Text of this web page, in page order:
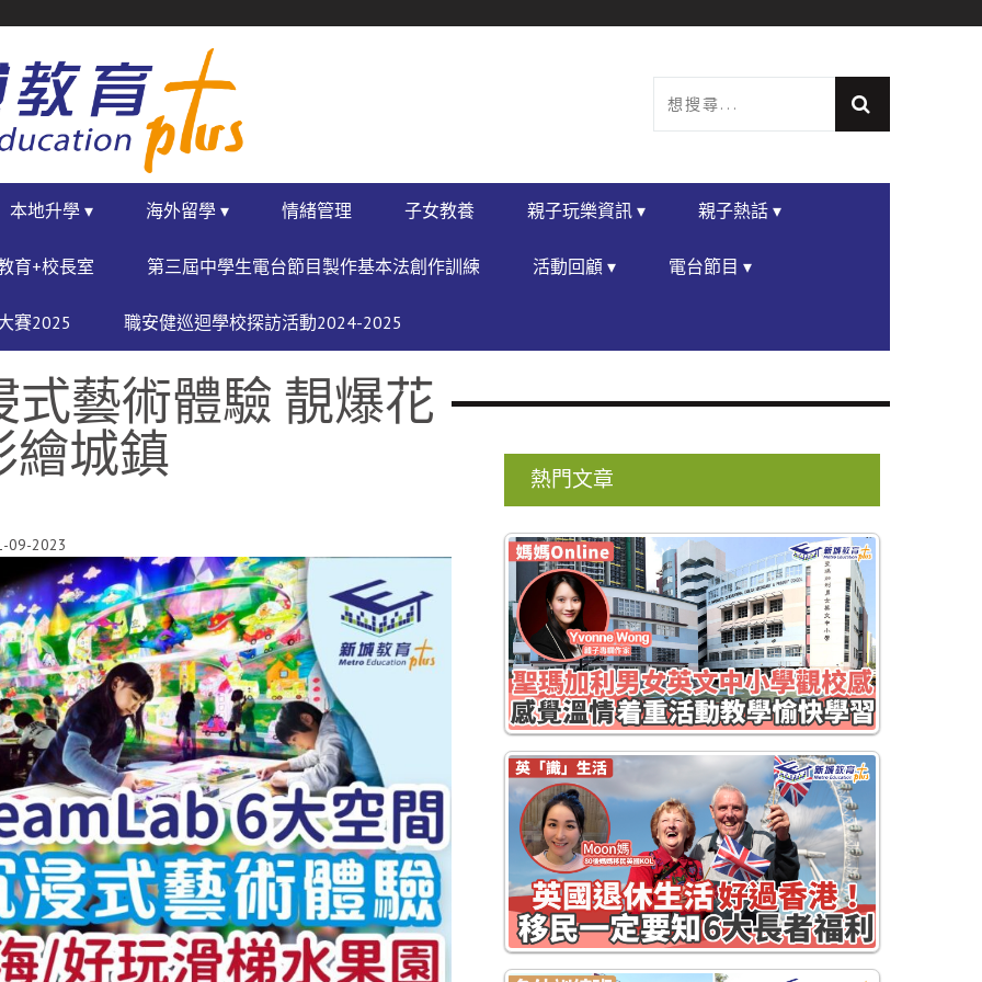
本地升學 ▾ 海外留學 ▾ 情緒管理 子女教養 親子玩樂資訊 ▾ 親子熱話 ▾
育+校長室 第三屆中學生電台節目製作基本法創作訓練 活動回顧 ▾ 電台節目 ▾
賽2025 職安健巡迴學校探訪活動2024-2025
藝術體驗 靚爆花
繪城鎮
09-2023
熱門文章